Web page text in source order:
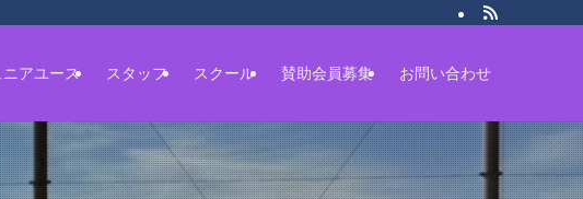
ニアユース スタッフ スクール 賛助会員募集 お問い合わせ